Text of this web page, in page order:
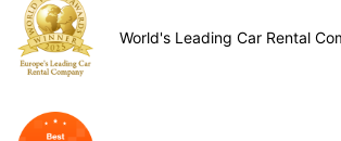
World's Leading Car Rental